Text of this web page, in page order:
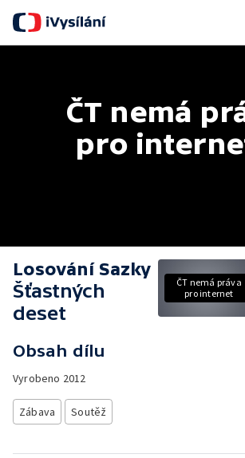
ČT nemá
pro
Losování Sazky
Šťastných
deset
Obsah dílu
Vyrobeno 2012
Zábava Soutěž
ČT nemá práva
pro internet